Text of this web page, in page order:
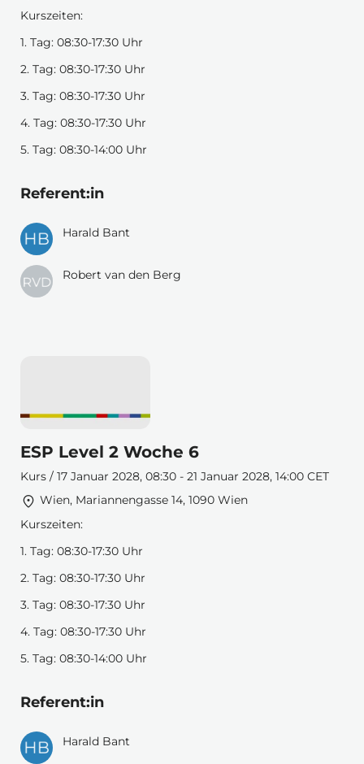
Kurszeiten:
1. Tag: 08:30-17:30 Uhr
2. Tag: 08:30-17:30 Uhr
3. Tag: 08:30-17:30 Uhr
4. Tag: 08:30-17:30 Uhr
5. Tag: 08:30-14:00 Uhr
Referent:in
Harald Bant
Robert van den Berg
ESP Level 2 Woche 6
Kurs / 17 Januar 2028, 08:30 - 21 Januar 2028, 14:00 CET
Wien, Mariannengasse 14, 1090 Wien
Kurszeiten:
1. Tag: 08:30-17:30 Uhr
2. Tag: 08:30-17:30 Uhr
3. Tag: 08:30-17:30 Uhr
4. Tag: 08:30-17:30 Uhr
5. Tag: 08:30-14:00 Uhr
Referent:in
Harald Bant